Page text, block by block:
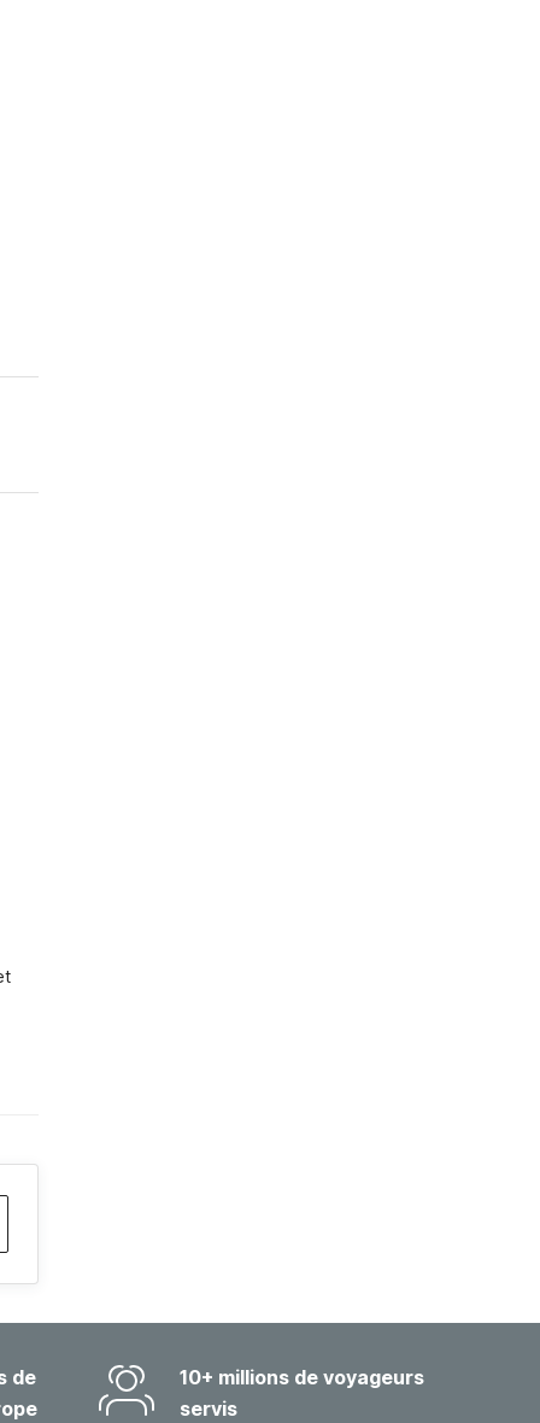
de
10+ millions de voyageurs
servis